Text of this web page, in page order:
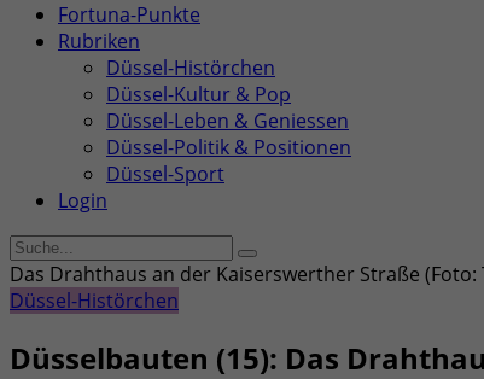
Fortuna-Punkte
Rubriken
Düssel-Histörchen
Düssel-Kultur & Pop
Düssel-Leben & Geniessen
Düssel-Politik & Positionen
Düssel-Sport
Login
Das Drahthaus an der Kaiserswerther Straße (Foto:
Düssel-Histörchen
Düsselbauten (15): Das